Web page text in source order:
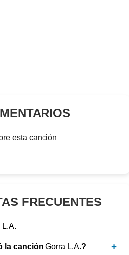
esta canción
FRECUENTES
L.A.
la canción Gorra L.A.?